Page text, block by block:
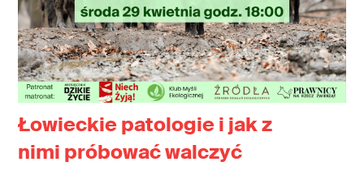
Łowieckie patologie i jak z
nimi próbować walczyć